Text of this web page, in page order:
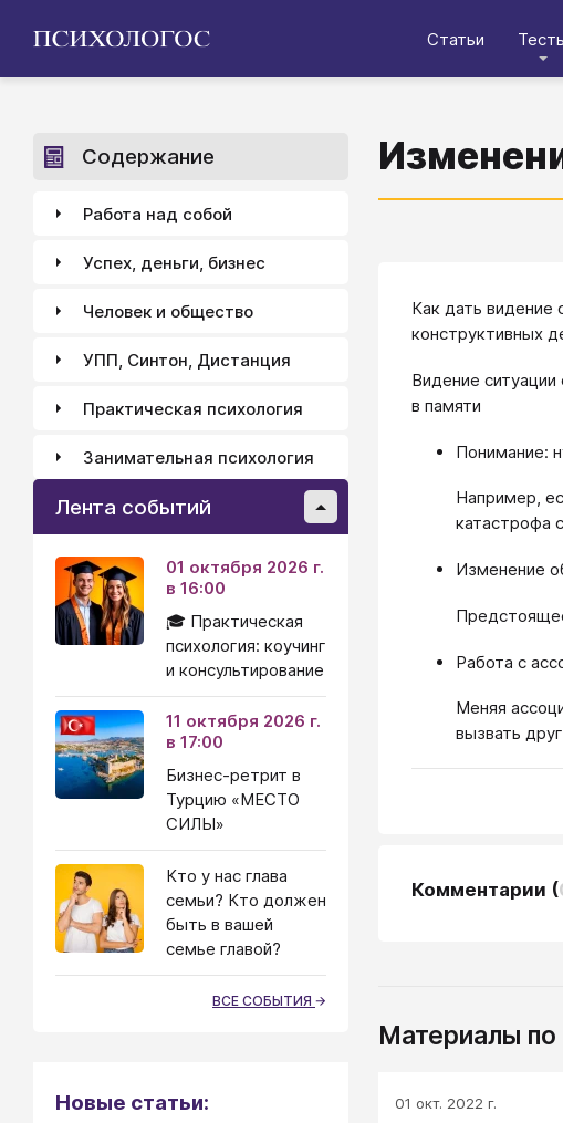
Статьи
Как дать видение
конструктивных
Видение
в памяти
Понимание:
Например,
катастрофа
Изменение
Работа с
Меняя
вызвать
Комментарии (
Материалы по
01 окт. 2022 г.
Содержание
Работа над собой
Успех, деньги, бизнес
Человек и общество
УПП, Синтон, Дистанция
Практическая психология
Занимательная психология
Лента событий
01 октября 2026 г.
в 16:00
🎓 Практическая
психология: коучинг
и консультирование
11 октября 2026 г.
в 17:00
Бизнес-ретрит в
Турцию «МЕСТО
СИЛЫ»
Кто у нас глава
семьи? Кто должен
быть в вашей
семье главой?
ВСЕ СОБЫТИЯ
Новые статьи: